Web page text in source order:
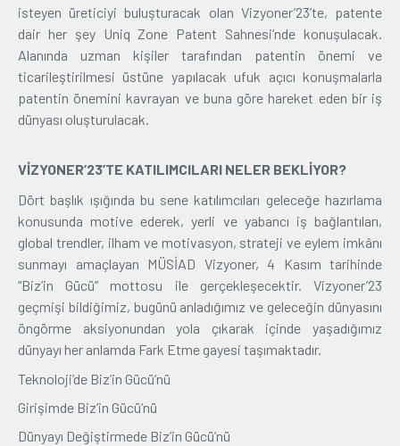
isteyen üreticiyi buluşturacak olan Vizyoner’23’te, patente
dair her şey Uniq Zone Patent Sahnesi’nde konuşulacak.
Alanında uzman kişiler tarafından patentin önemi ve
ticarileştirilmesi üstüne yapılacak ufuk açıcı konuşmalarla
patentin önemini kavrayan ve buna göre hareket eden bir iş
dünyası oluşturulacak.
VİZYONER’23’TE KATILIMCILARI NELER BEKLİYOR?
Dört başlık ışığında bu sene katılımcıları geleceğe hazırlama
konusunda motive ederek, yerli ve yabancı iş bağlantıları,
global trendler, ilham ve motivasyon, strateji ve eylem imkânı
sunmayı amaçlayan MÜSİAD Vizyoner, 4 Kasım tarihinde
“Biz’in Gücü’’ mottosu ile gerçekleşecektir. Vizyoner’23
geçmişi bildiğimiz, bugünü anladığımız ve geleceğin dünyasını
öngörme aksiyonundan yola çıkarak içinde yaşadığımız
dünyayı her anlamda Fark Etme gayesi taşımaktadır.
Teknoloji’de Biz’in Gücü’nü
Girişimde Biz’in Gücü’nü
Dünyayı Değiştirmede Biz’in Gücü’nü